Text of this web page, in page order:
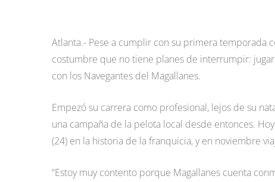
Atlanta.- Pese a cumplir con su primera temporada
costumbre que no tiene planes de interrumpir:
con los Navegantes del Magallanes.
Empezó su carrera como profesional, lejos de su
una campaña de la pelota local desde entonces.
(24) en la historia de la franquicia, y en noviembre
“Estoy muy contento porque Magallanes cuenta